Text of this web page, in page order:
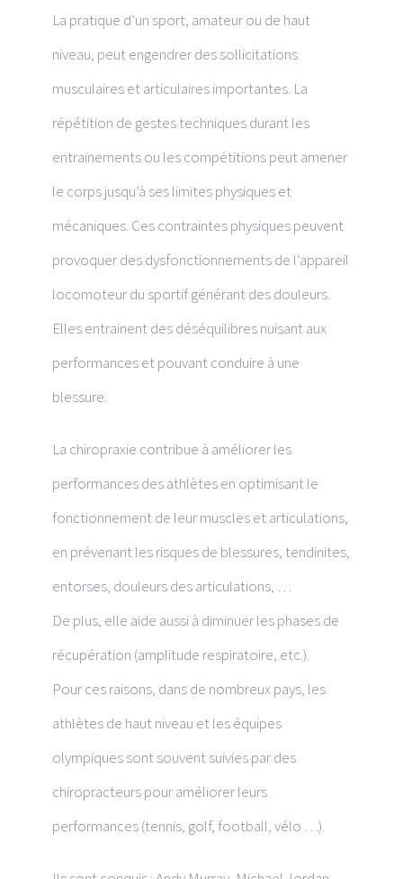
La pratique d’un sport, amateur ou de haut
niveau, peut engendrer des sollicitations
musculaires et articulaires importantes. La
répétition de gestes techniques durant les
entrainements ou les compétitions peut amener
le corps jusqu’à ses limites physiques et
mécaniques. Ces contraintes physiques peuvent
provoquer des dysfonctionnements de l’appareil
locomoteur du sportif générant des douleurs.
Elles entrainent des déséquilibres nuisant aux
performances et pouvant conduire à une
blessure.
La chiropraxie contribue à améliorer les
performances des athlètes en optimisant le
fonctionnement de leur muscles et articulations,
en prévenant les risques de blessures, tendinites,
entorses, douleurs des articulations, …
De plus, elle aide aussi à diminuer les phases de
récupération (amplitude respiratoire, etc.).
Pour ces raisons, dans de nombreux pays, les
athlètes de haut niveau et les équipes
olympiques sont souvent suivies par des
chiropracteurs pour améliorer leurs
performances (tennis, golf, football, vélo …).